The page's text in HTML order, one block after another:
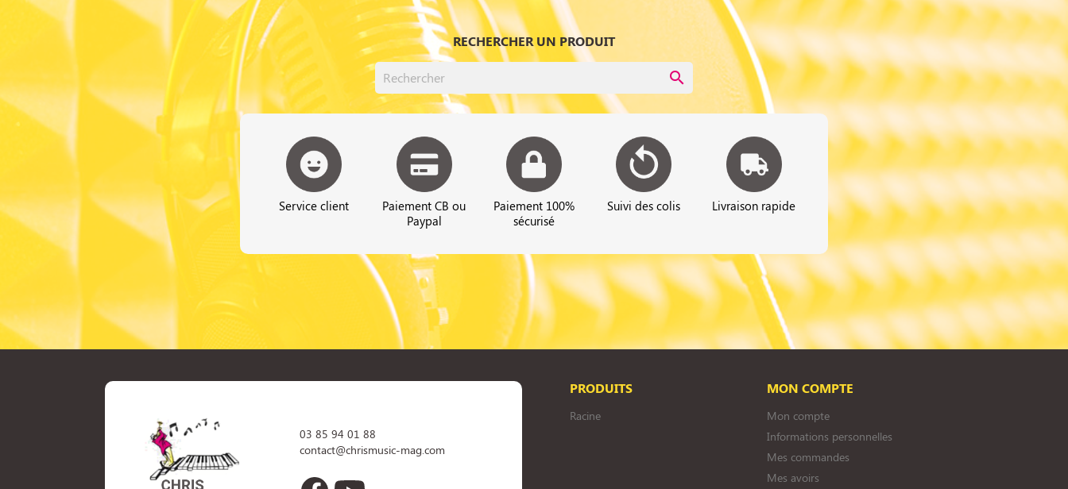
RECHERCHER UN PRODUIT
search
Service client
Paiement CB ou
Paypal
Paiement 100%
sécurisé
Suivi des colis Livraison rapide
03 85 94 01 88
contact@chrismusic-mag.com
Facebook
PRODUITS
Racine
MON COMPTE
Mon compte
Informations personnelles
Mes commandes
Mes avoirs